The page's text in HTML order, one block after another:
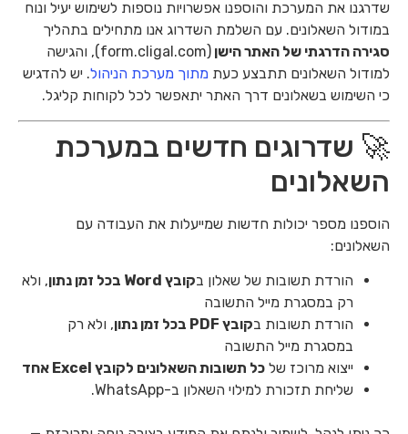
שדרגנו את המערכת והוספנו אפשרויות נוספות לשימוש יעיל ונוח
במודול השאלונים. עם השלמת השדרוג אנו מתחילים בתהליך
סגירה הדרגתי של האתר הישן
(form.cligal.com), והגישה
למודול השאלונים תתבצע כעת מתוך מערכת הניהול. יש להדגיש
כי השימוש בשאלונים דרך האתר יתאפשר לכל לקוחות קליגל.
🚀 שדרוגים חדשים במערכת
השאלונים
הוספנו מספר יכולות חדשות שמייעלות את העבודה עם
השאלונים:
הורדת תשובות של שאלון בקובץ Word בכל זמן נתון
, ולא
רק במסגרת מייל התשובה
הורדת תשובות בקובץ PDF בכל זמן נתון, ולא רק
במסגרת מייל התשובה
ייצוא מרוכז של כל תשובות השאלונים לקובץ Excel אחד
שליחת תזכורת למילוי השאלון ב-WhatsApp.